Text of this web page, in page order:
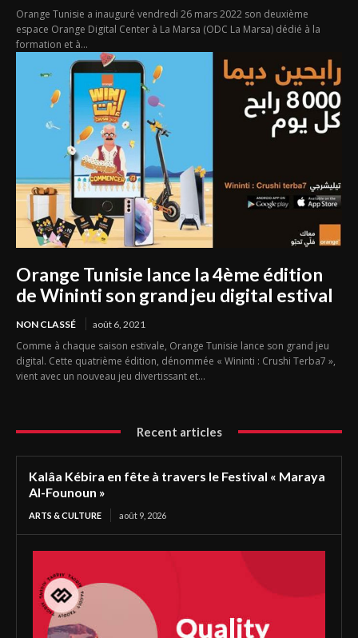
Orange Tunisie a inauguré vendredi 26 mars 2022 son deuxième
espace Orange Digital Center à La Marsa (ODC La Marsa) dédié à la
formation et à...
Orange Tunisie lance la 4ème édition
de Wininti son grand jeu digital estival
NON CLASSÉ août 6, 2021
Comme à chaque saison estivale, Orange Tunisie lance son grand jeu
digital. Cette quatrième édition, dénommée « Wininti : Crushi Terba7 »,
vient avec un nouveau jeu divertissant et...
Recent articles
Kalâa Kébira en fête à travers le Festival « Maraya
Al-Founoun »
ARTS & CULTURE août 9, 2026